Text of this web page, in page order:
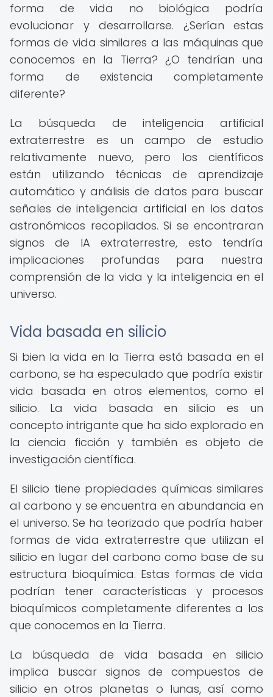
forma de vida no biológica podría
evolucionar y desarrollarse. ¿Serían estas
formas de vida similares a las máquinas que
conocemos en la Tierra? ¿O tendrían una
forma de existencia completamente
diferente?
La búsqueda de inteligencia artificial
extraterrestre es un campo de estudio
relativamente nuevo, pero los científicos
están utilizando técnicas de aprendizaje
automático y análisis de datos para buscar
señales de inteligencia artificial en los datos
astronómicos recopilados. Si se encontraran
signos de IA extraterrestre, esto tendría
implicaciones profundas para nuestra
comprensión de la vida y la inteligencia en el
universo.
Vida basada en silicio
Si bien la vida en la Tierra está basada en el
carbono, se ha especulado que podría existir
vida basada en otros elementos, como el
silicio. La vida basada en silicio es un
concepto intrigante que ha sido explorado en
la ciencia ficción y también es objeto de
investigación científica.
El silicio tiene propiedades químicas similares
al carbono y se encuentra en abundancia en
el universo. Se ha teorizado que podría haber
formas de vida extraterrestre que utilizan el
silicio en lugar del carbono como base de su
estructura bioquímica. Estas formas de vida
podrían tener características y procesos
bioquímicos completamente diferentes a los
que conocemos en la Tierra.
La búsqueda de vida basada en silicio
implica buscar signos de compuestos de
silicio en otros planetas o lunas, así como